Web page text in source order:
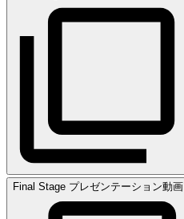
Final Stage プレゼンテーション動画